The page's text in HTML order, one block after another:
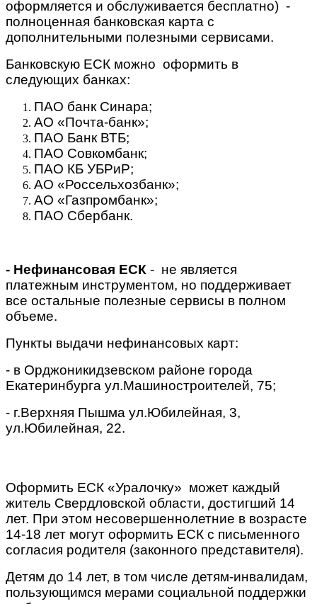
оформляется и обслуживается бесплатно) -
полноценная банковская карта с
дополнительными полезными сервисами.
Банковскую ЕСК можно оформить в
следующих банках:
ПАО банк Синара;
АО «Почта-банк»;
ПАО Банк ВТБ;
ПАО Совкомбанк;
ПАО КБ УБРиР;
АО «Россельхозбанк»;
АО «Газпромбанк»;
ПАО Сбербанк.
- Нефинансовая ЕСК - не является
платежным инструментом, но поддерживает
все остальные полезные сервисы в полном
объеме.
Пункты выдачи нефинансовых карт:
- в Орджоникидзевском районе города
Екатеринбурга ул.Машиностроителей, 75;
- г.Верхняя Пышма ул.Юбилейная, 3,
ул.Юбилейная, 22.
Оформить ЕСК «Уралочку» может каждый
житель Свердловской области, достигший 14
лет. При этом несовершеннолетние в возрасте
14-18 лет могут оформить ЕСК с письменного
согласия родителя (законного представителя).
Детям до 14 лет, в том числе детям-инвалидам,
пользующимся мерами социальной поддержки